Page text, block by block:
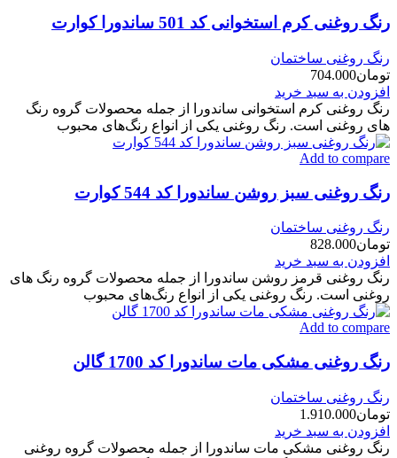
رنگ روغنی کرم استخوانی کد 501 ساندورا کوارت
رنگ روغنی ساختمان
تومان704.000
افزودن به سبد خرید
رنگ روغنی کرم استخوانی ساندورا از جمله محصولات گروه رنگ
های روغنی است. رنگ روغنی یکی از انواع رنگ‌های محبوب
Add to compare
رنگ روغنی سبز روشن ساندورا کد 544 کوارت
رنگ روغنی ساختمان
تومان828.000
افزودن به سبد خرید
رنگ روغنی قرمز روشن ساندورا از جمله محصولات گروه رنگ های
روغنی است. رنگ روغنی یکی از انواع رنگ‌های محبوب
Add to compare
رنگ روغنی مشکی مات ساندورا کد 1700 گالن
رنگ روغنی ساختمان
تومان1.910.000
افزودن به سبد خرید
رنگ روغنی مشکی مات ساندورا از جمله محصولات گروه روغنی